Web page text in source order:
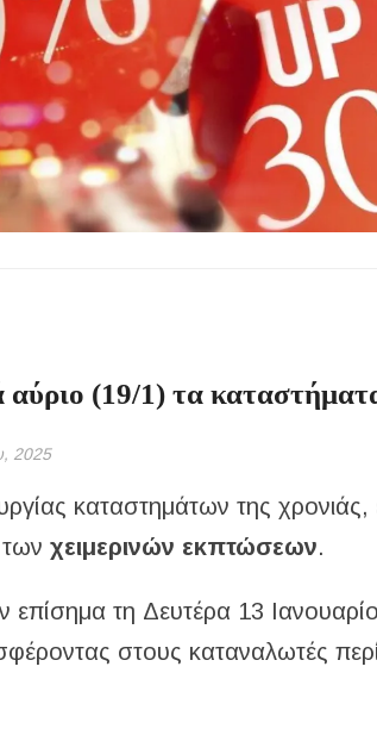
υποβάλλουν σήμερα αίτηση ανά ΑΦΜ
500.000 €
Σ.Α.Ε.Κ. στον Πολύγυρο – Ένα σημαντικό
σε Ηνωμένο Βασίλειο και Αυστραλία
Νικολάου – Άμεση κινητοποίηση Λιμενικού
αύριο (19/1) τα
2025
καταστημάτων της
τωνχειμερινών εκπτώσεων.
επίσημα τη Δευτέρα 13
στους καταναλωτές